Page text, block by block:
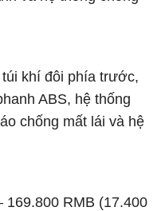
khí đôi phía trước,
ABS, hệ thống
chống mất lái và hệ
169.800 RMB (17.400